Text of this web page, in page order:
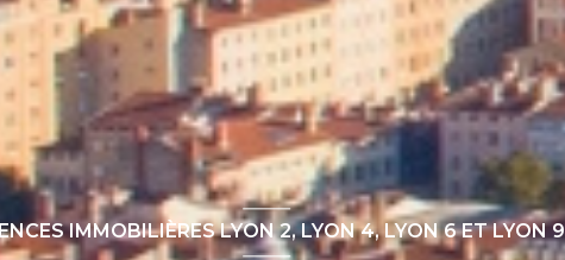
IMMOBILIÈRES LYON 2, LYON 4, LYON 6 ET LYON 9